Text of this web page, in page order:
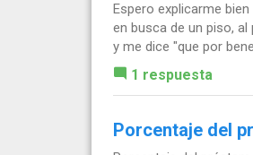
Espero explicarme
en busca de un piso,
y me dice "que por
1 respuesta
Porcentaje del